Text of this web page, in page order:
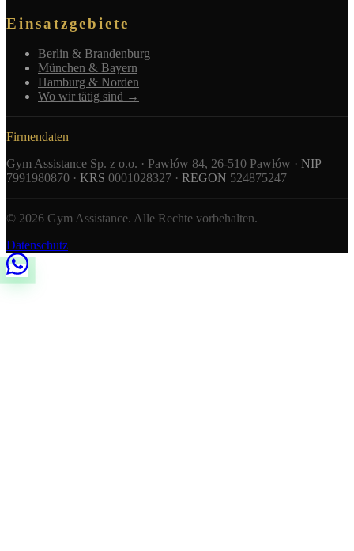
Einsatzgebiete
Berlin & Brandenburg
München & Bayern
Hamburg & Norden
Wo wir tätig sind →
Firmendaten
Gym Assistance Sp. z o.o. · Pawłów 84, 26-510 Pawłów · NIP
7991980870 · KRS 0001028327 · REGON 524875247
© 2026 Gym Assistance. Alle Rechte vorbehalten.
Datenschutz